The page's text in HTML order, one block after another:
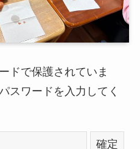
ドで保護されていま
スワードを入力してく